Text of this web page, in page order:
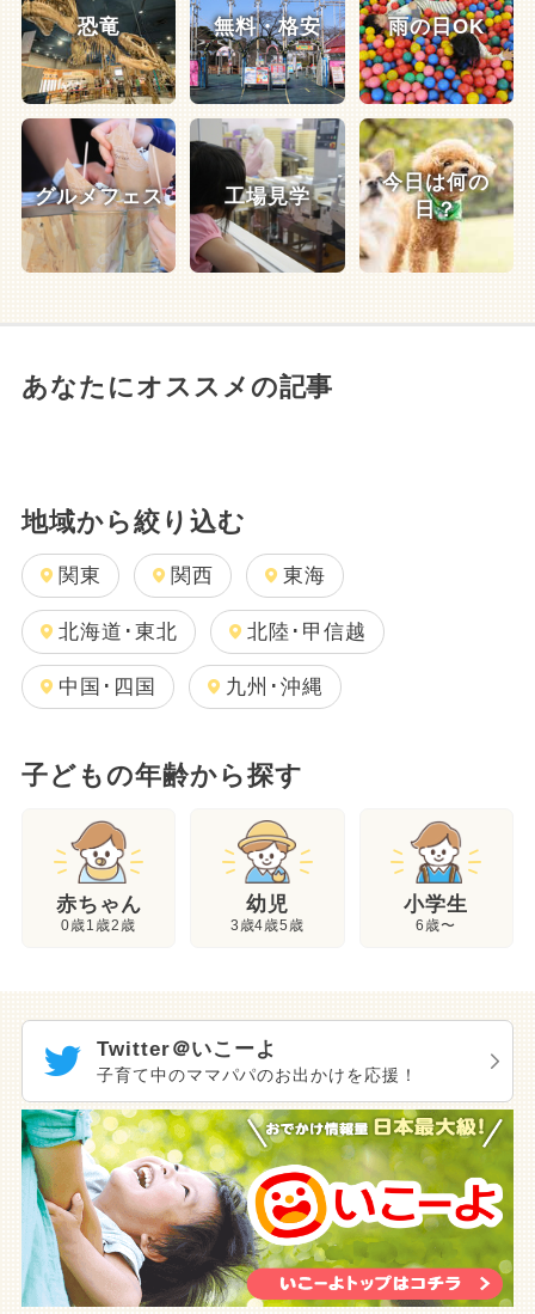
恐竜 無料・格安 雨の日OK
グルメフェス 工場見学
今日は何の
日？
あなたにオススメの記事
地域から絞り込む
関東 関西 東海
北海道･東北 北陸･甲信越
中国･四国 九州･沖縄
子どもの年齢から探す
赤ちゃん
0歳1歳2歳
幼児
3歳4歳5歳
小学生
6歳〜
Twitter＠いこーよ
子育て中のママパパのお出かけを応援！